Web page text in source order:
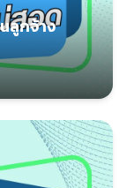
ลูกจ้าง